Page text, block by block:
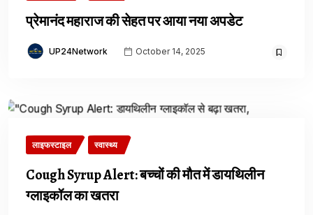
प्रेमानंद महाराज की सेहत पर आया नया अपडेट
UP24Network October 14, 2025
लाइफस्टाइल स्वास्थ्य
Cough Syrup Alert: बच्चों की मौत में डायथिलीन
ग्लाइकॉल का खतरा